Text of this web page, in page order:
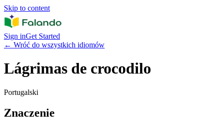
Skip to content
Sign inGet Started
← Wróć do wszystkich idiomów
Lágrimas de crocodilo
Portugalski
Znaczenie